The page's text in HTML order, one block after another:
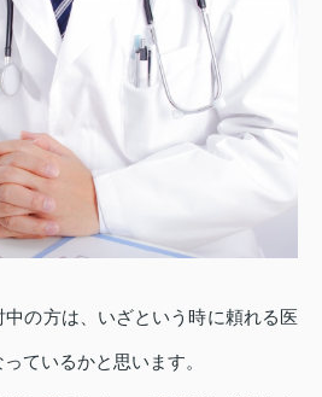
の方は、いざという時に頼れる医
ているかと思います。